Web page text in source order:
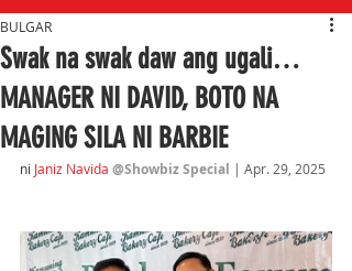
Swak na swak daw ang ugali…
MANAGER NI DAVID, BOTO NA
MAGING SILA NI BARBIE
BULGAR
ni Janiz Navida @Showbiz Special | Apr. 29, 2025